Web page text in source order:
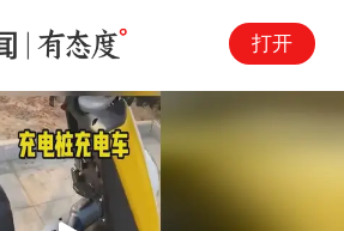
打开